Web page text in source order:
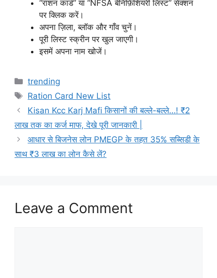
“राशन कार्ड” या “NFSA बेनिफ़िशियरी लिस्ट” सेक्शन
पर क्लिक करें।
अपना ज़िला, ब्लॉक और गाँव चुनें।
पूरी लिस्ट स्क्रीन पर खुल जाएगी।
इसमें अपना नाम खोजें।
Categories
trending
Tags
Ration Card New List
Kisan Kcc Karj Mafi किसानों की बल्ले-बल्ले…! ₹2
लाख तक का कर्ज माफ, देखे पूरी जानकारी |
आधार से बिजनेस लोन PMEGP के तहत 35% सब्सिडी के
साथ ₹3 लाख का लोन कैसे लें?
Leave a Comment